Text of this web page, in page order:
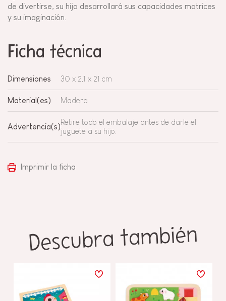
de divertirse, su hijo desarrollará sus capacidades motrices
y su imaginación.
Ficha técnica
Dimensiones 30 x 2,1 x 21 cm
Material(es) Madera
Advertencia(s)
Retire todo el embalaje antes de darle el
juguete a su hijo.
Imprimir la ficha
Descubra también